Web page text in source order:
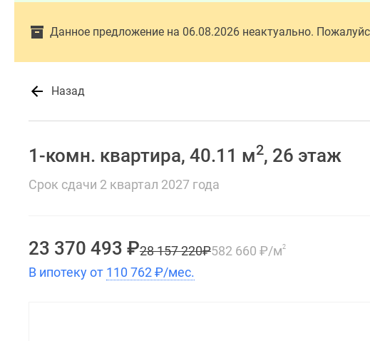
Данное предложение на 06.08.2026 неактуально.
Назад
1-комн. квартира, 40.11 м2, 26 этаж
Срок сдачи 2 квартал 2027 года
23 370 493 ₽28 157 220₽582 660 ₽/м2
В ипотеку от 110 762₽/мес.